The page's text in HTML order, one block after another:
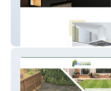
German Kitchen Cabin